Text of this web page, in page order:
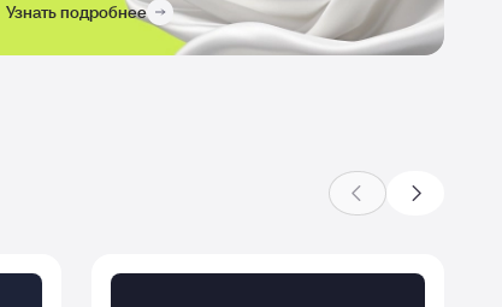
Узнать подробнее